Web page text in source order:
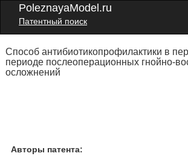
PoleznayaModel.ru
Патентный поиск
Способ антибиотикопрофилактики в
периоде послеоперационных гнойно-
осложнений
Авторы патента: